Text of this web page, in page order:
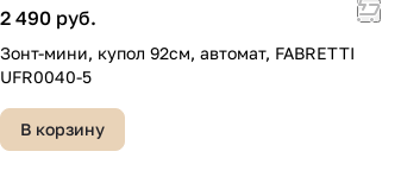
2 490 руб.
Зонт-мини, купол 92см, автомат, FABRETTI
UFR0040-5
В корзину